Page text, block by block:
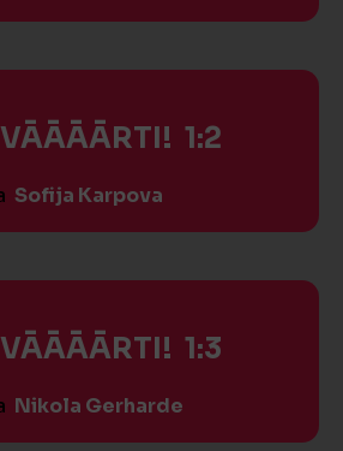
VĀĀĀĀRTI! 1:2
Sofija Karpova
VĀĀĀĀRTI! 1:3
Nikola Gerharde